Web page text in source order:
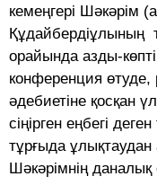
кемеңгері Шәкәрім
Құдайбердіұлының
орайында азды-
конференция өтуде,
әдебиетіне қосқан
сіңірген еңбегі
тұрғыда
Шәкәрімнің даналық